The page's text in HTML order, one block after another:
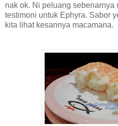
nak ok. Ni peluang
testimoni untuk Ephyra. Sabor
kita lihat kesannya macamana.